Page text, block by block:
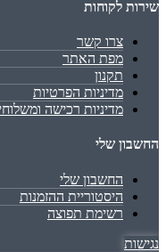
שירות לקוחות
צרו קשר
מפת האתר
תקנון
מדיניות הפרטיות
מדיניות רכישה
החשבון שלי
החשבון שלי
היסטוריית ההזמנות
רשימת תפוצה
נגישות